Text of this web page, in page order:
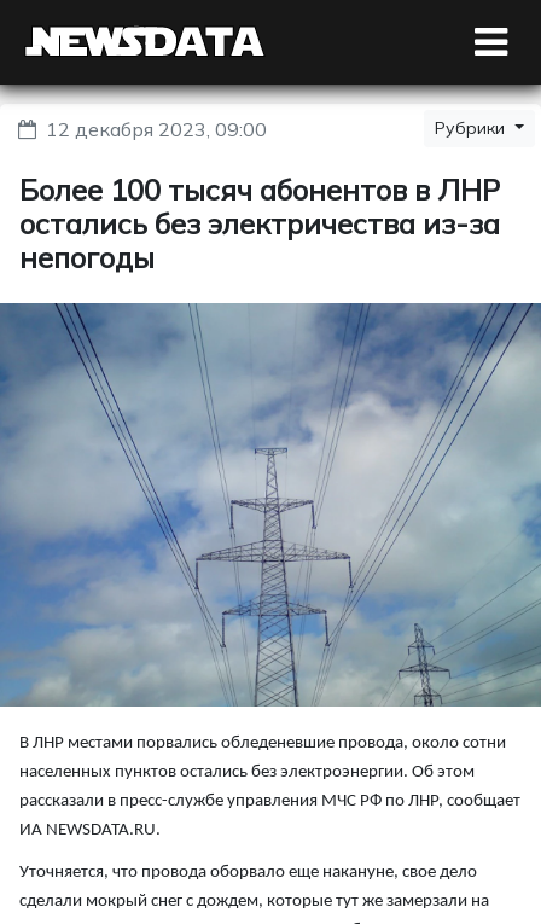
12 декабря 2023, 09:00 Рубрики
Более 100 тысяч абонентов в ЛНР
остались без электричества из-за
непогоды
В ЛНР местами порвались обледеневшие провода, около сотни
населенных пунктов остались без электроэнергии. Об этом
рассказали в пресс-службе управления МЧС РФ по ЛНР, сообщает
ИА NEWSDATA.RU.
Уточняется, что провода оборвало еще накануне, свое дело
сделали мокрый снег с дождем, которые тут же замерзали на